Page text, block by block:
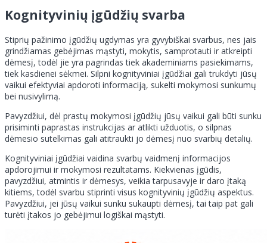
Kognityvinių įgūdžių svarba
Stiprių pažinimo įgūdžių ugdymas yra gyvybiškai svarbus, nes jais
grindžiamas gebėjimas mąstyti, mokytis, samprotauti ir atkreipti
dėmesį, todėl jie yra pagrindas tiek akademiniams pasiekimams,
tiek kasdienei sėkmei. Silpni kognityviniai įgūdžiai gali trukdyti jūsų
vaikui efektyviai apdoroti informaciją, sukelti mokymosi sunkumų
bei nusivylimą.
Pavyzdžiui, dėl prastų mokymosi įgūdžių jūsų vaikui gali būti sunku
prisiminti paprastas instrukcijas ar atlikti užduotis, o silpnas
dėmesio sutelkimas gali atitraukti jo dėmesį nuo svarbių detalių.
Kognityviniai įgūdžiai vaidina svarbų vaidmenį informacijos
apdorojimui ir mokymosi rezultatams. Kiekvienas įgūdis,
pavyzdžiui, atmintis ir dėmesys, veikia tarpusavyje ir daro įtaką
kitiems, todėl svarbu stiprinti visus kognityvinių įgūdžių aspektus.
Pavyzdžiui, jei jūsų vaikui sunku sukaupti dėmesį, tai taip pat gali
turėti įtakos jo gebėjimui logiškai mąstyti.